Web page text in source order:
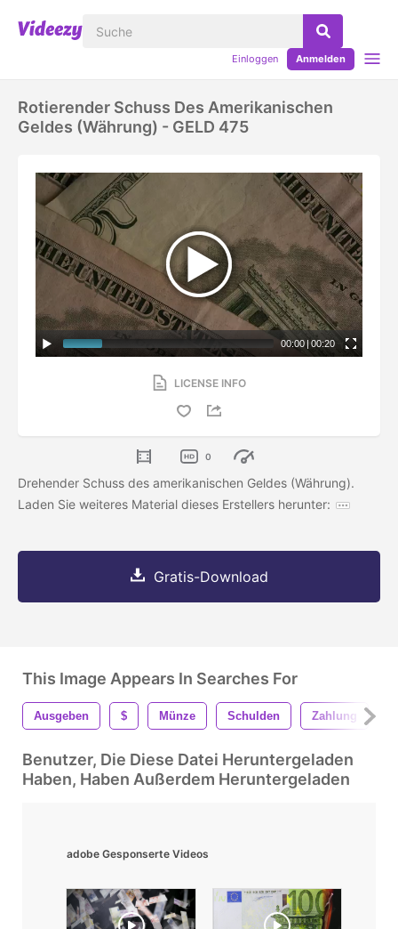
Einloggen Anmelden
Rotierender Schuss Des Amerikanischen
Geldes (Währung) - GELD 475
00:00 | 00:20
LICENSE INFO
0
Drehender Schuss des amerikanischen Geldes (Währung).
Laden Sie weiteres Material dieses Erstellers herunter:
Gratis-Download
This Image Appears In Searches For
Ausgeben $ Münze Schulden Zahlung
Benutzer, Die Diese Datei Heruntergeladen
Haben, Haben Außerdem Heruntergeladen
adobe Gesponserte Videos